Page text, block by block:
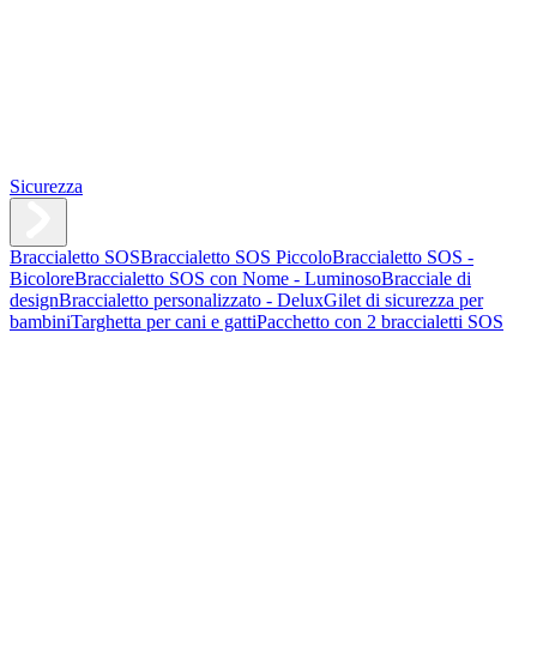
Sicurezza
Braccialetto SOSBraccialetto SOS PiccoloBraccialetto SOS -
BicoloreBraccialetto SOS con Nome - LuminosoBracciale di
designBraccialetto personalizzato - DeluxGilet di sicurezza per
bambiniTarghetta per cani e gattiPacchetto con 2 braccialetti SOS